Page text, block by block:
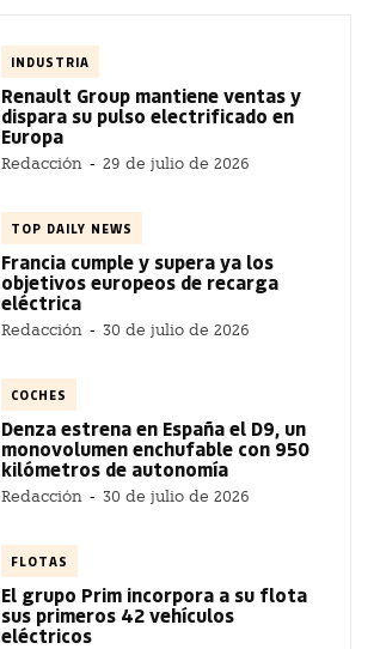
INDUSTRIA
Renault Group mantiene ventas y
dispara su pulso electrificado en
Europa
Redacción - 29 de julio de 2026
TOP DAILY NEWS
Francia cumple y supera ya los
objetivos europeos de recarga
eléctrica
Redacción - 30 de julio de 2026
COCHES
Denza estrena en España el D9, un
monovolumen enchufable con 950
kilómetros de autonomía
Redacción - 30 de julio de 2026
FLOTAS
El grupo Prim incorpora a su flota
sus primeros 42 vehículos
eléctricos